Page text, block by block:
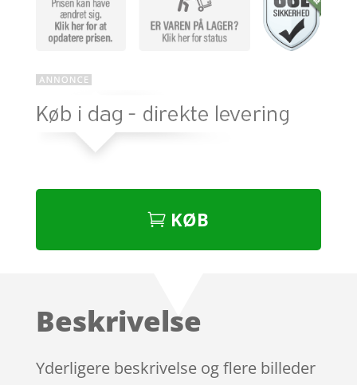
KØB
Beskrivelse
Yderligere beskrivelse og flere billeder